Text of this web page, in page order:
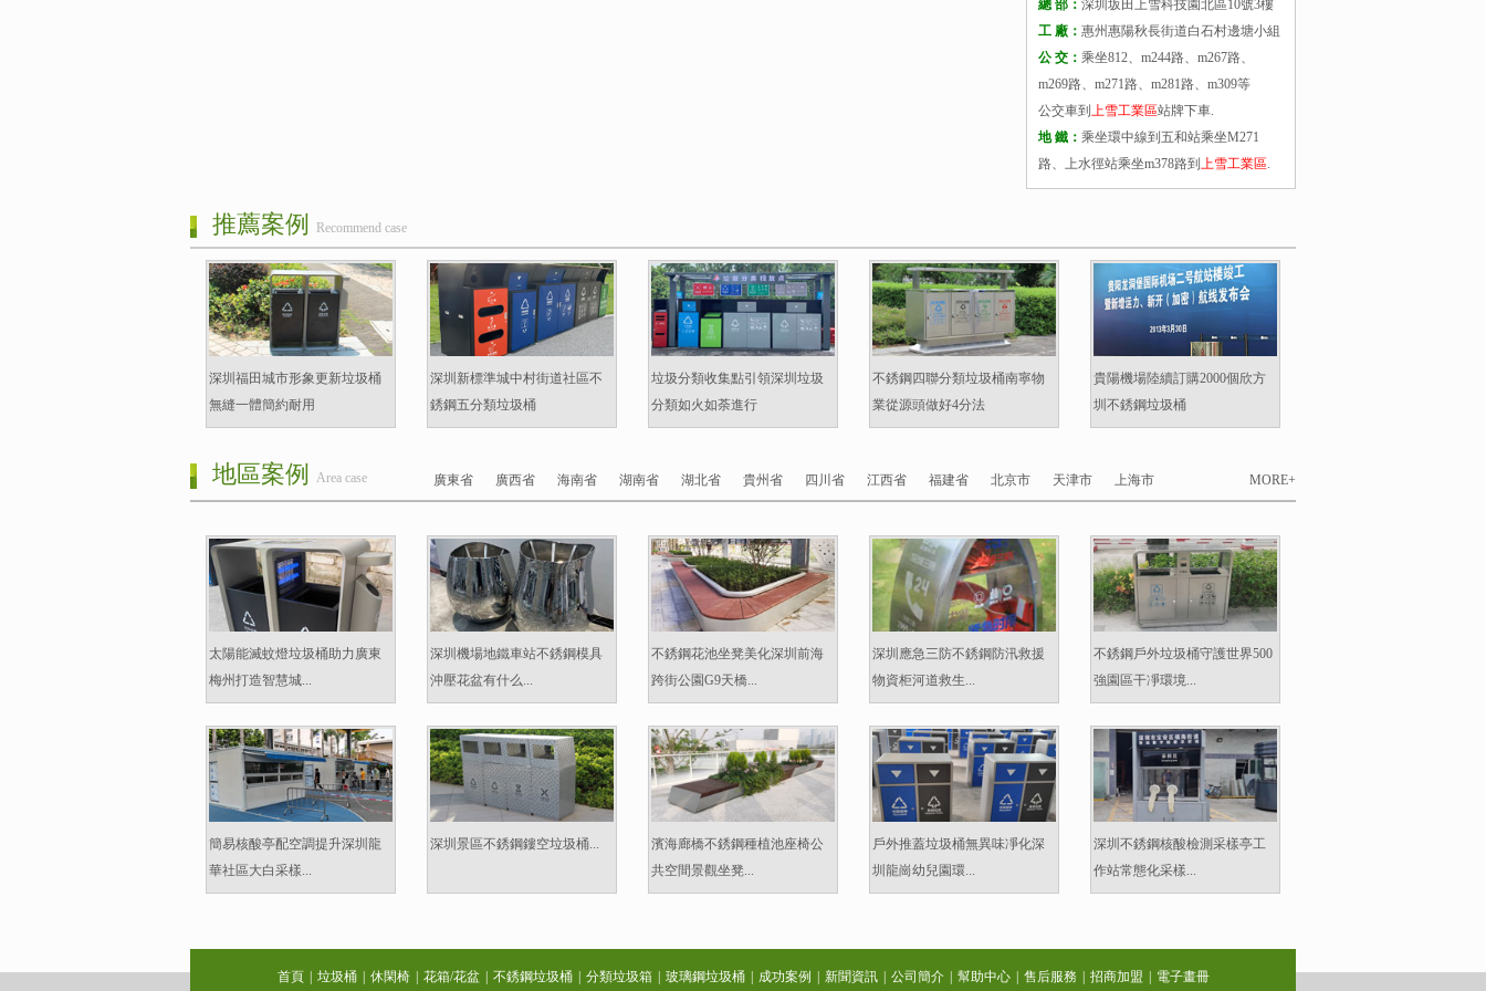
總 部： 深圳坂田上雪科技園北區10號3樓
工 廠： 惠州惠陽秋長街道白石村邊塘小組
公 交： 乘坐812、m244路、m267路、
m269路、m271路、m281路、m309等
公交車到 上雪工業區站牌下車.
地 鐵： 乘坐環中線到五和站乘坐M271
路、上水徑站乘坐m378路到 上雪工業區.
推薦案例 Recommend case
深圳福田城市形象更新垃圾桶
無縫一體簡約耐用
深圳新標準城中村街道社區不
銹鋼五分類垃圾桶
垃圾分類收集點引領深圳垃圾
分類如火如荼進行
不銹鋼四聯分類垃圾桶南寧物
業從源頭做好4分法
貴陽機場陸續訂購2000個欣方
圳不銹鋼垃圾桶
MORE+
地區案例 Area case 廣東省 廣西省 海南省 湖南省 湖北省 貴州省 四川省 江西省 福建省 北京市 天津市 上海市
太陽能滅蚊燈垃圾桶助力廣東
梅州打造智慧城...
深圳機場地鐵車站不銹鋼模具
沖壓花盆有什么...
不銹鋼花池坐凳美化深圳前海
跨街公園G9天橋...
深圳應急三防不銹鋼防汛救援
物資柜河道救生...
不銹鋼戶外垃圾桶守護世界500
強園區干凈環境...
簡易核酸亭配空調提升深圳龍
華社區大白采樣...
深圳景區不銹鋼鏤空垃圾桶...
濱海廊橋不銹鋼種植池座椅公
共空間景觀坐凳...
戶外推蓋垃圾桶無異味凈化深
圳龍崗幼兒園環...
深圳不銹鋼核酸檢測采樣亭工
作站常態化采樣...
首頁 垃圾桶 休閑椅 花箱/花盆 不銹鋼垃圾桶 分類垃圾箱 玻璃鋼垃圾桶 成功案例 新聞資訊 公司簡介 幫助中心 售后服務 招商加盟 電子畫冊